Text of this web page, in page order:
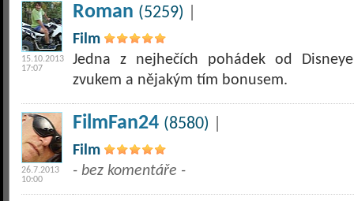
15.10.2013
17:07
Roman (5259)
Film
Jedna z nejhečích pohádek od
zvukem a nějakým tím bonusem.
26.7.2013
10:00
FilmFan24 (8580)
Film
- bez komentáře -